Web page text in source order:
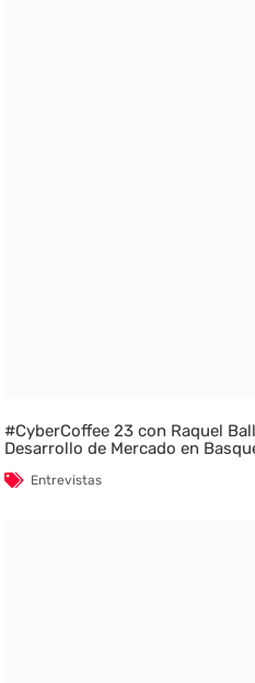
#CyberCoffee 23 con Raquel
Desarrollo de Mercado en
Entrevistas